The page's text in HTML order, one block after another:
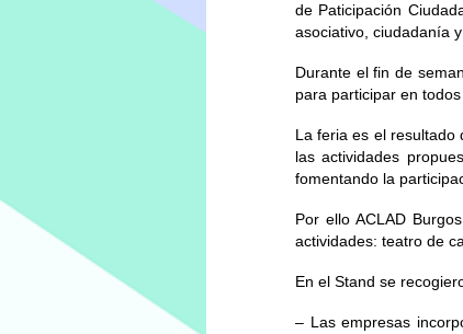
de Paticipación
asociativo, ciudadanía
Durante el fin de
para participar en
La feria es el resultado
las actividades
fomentando la
Por ello ACLAD
actividades: teatro de
En el Stand se
– Las empresas